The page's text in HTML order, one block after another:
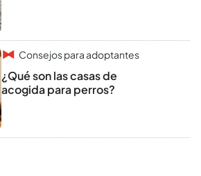
Consejos para adoptantes
¿Qué son las casas de
acogida para perros?